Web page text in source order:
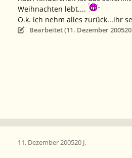
Weihnachten lebt....
O.k. ich nehm alles zurück...ihr
Bearbeitet (11. Dezember 2005
11. Dezember 200520 J.